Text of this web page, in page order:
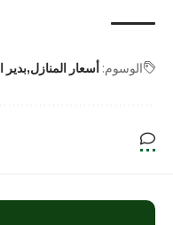
الوسوم: أسعار المنازل بدير